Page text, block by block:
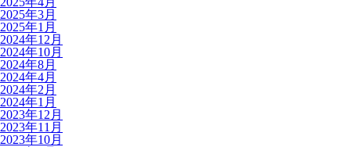
2025年3月
2025年1月
2024年12月
2024年10月
2024年8月
2024年4月
2024年2月
2024年1月
2023年12月
2023年11月
2023年10月